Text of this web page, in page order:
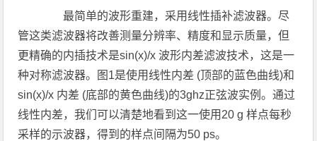
最简单的波形重建，采用线性插补滤波器。尽
管这类滤波器将改善测量分辨率、精度和显示质量，但
更精确的内插技术是sin(x)/x 波形内差滤波技术，这是一
种对称滤波器。图1是使用线性内差 (顶部的蓝色曲线)和
sin(x)/x 内差 (底部的黄色曲线)的3ghz正弦波实例。通过
线性内差，我们可以清楚地看到这一使用20 g 样点每秒
采样的示波器，得到的样点间隔为50 ps。